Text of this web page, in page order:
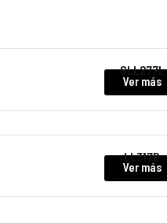
SLL277L
Ver más
LL317B
Ver más